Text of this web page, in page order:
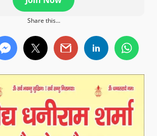
Share this...